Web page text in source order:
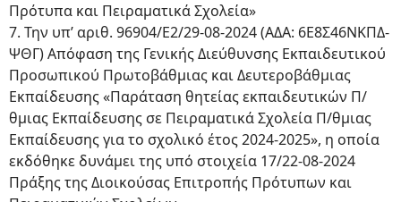
Πρότυπα και Πειραματικά Σχολεία»
7. Την υπ’ αριθ. 96904/Ε2/29-08-2024 (ΑΔΑ: 6Ε8Σ46ΝΚΠΔ-
ΨΘΓ) Απόφαση της Γενικής Διεύθυνσης Εκπαιδευτικού
Προσωπικού Πρωτοβάθμιας και Δευτεροβάθμιας
Εκπαίδευσης «Παράταση θητείας εκπαιδευτικών Π/
θμιας Εκπαίδευσης σε Πειραματικά Σχολεία Π/θμιας
Εκπαίδευσης για το σχολικό έτος 2024-2025», η οποία
εκδόθηκε δυνάμει της υπό στοιχεία 17/22-08-2024
Πράξης της Διοικούσας Επιτροπής Πρότυπων και